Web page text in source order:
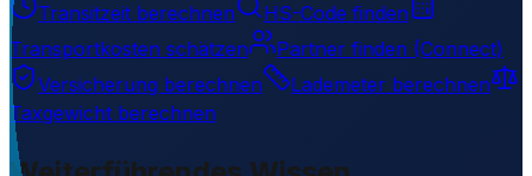
Transitzeit berechnen
HS-Code finden
Transportkosten schätzen
Partner finden (Connect)
Versicherung berechnen
Lademeter berechnen
Taxgewicht berechnen